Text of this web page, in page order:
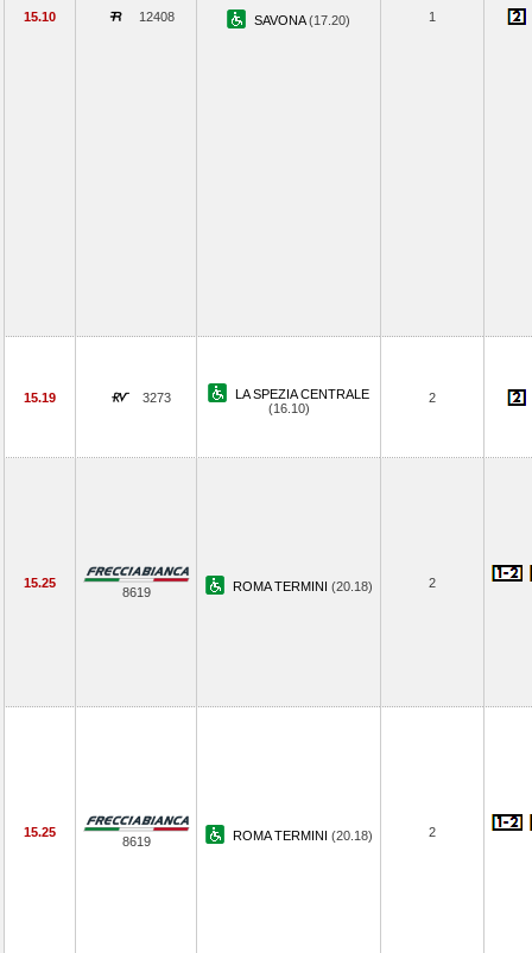
15.10 12408 SAVONA(17.20) 1
15.19 3273
LA SPEZIA CENTRALE
(16.10)
2
15.25
8619 ROMA TERMINI (20.18) 2
15.25
8619 ROMA TERMINI (20.18) 2